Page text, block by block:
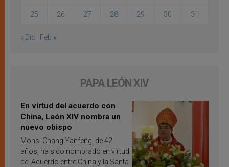
25 26 27 28 29 30 31
« Dic Feb »
PAPA LEÓN XIV
En virtud del acuerdo con
China, León XIV nombra un
nuevo obispo
Mons. Chang Yanfeng, de 42
años, ha sido nombrado en virtud
del Acuerdo entre China y la Santa